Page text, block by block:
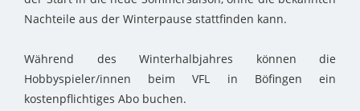
Nachteile aus der Winterpause stattfinden kann.
Während des Winterhalbjahres können die
Hobbyspieler/innen beim VFL in Böfingen ein
kostenpflichtiges Abo buchen.